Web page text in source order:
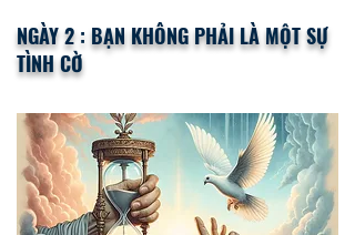
NGÀY 2 : BẠN KHÔNG PHẢI LÀ MỘT SỰ
TÌNH CỜ